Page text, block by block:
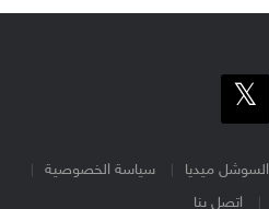
السوشل ميديا
سياسة الخصوصية
اتصل بنا